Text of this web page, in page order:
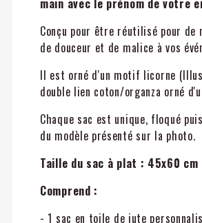
main avec le prénom de votre
Conçu pour être réutilisé pour
de douceur et de malice à vos
Il est orné d'un motif licorne
double lien coton/organza orné
Chaque sac est unique, floqué
du modèle présenté sur la photo.
Taille du sac à plat : 45x60
Comprend :
- 1 sac en toile de jute